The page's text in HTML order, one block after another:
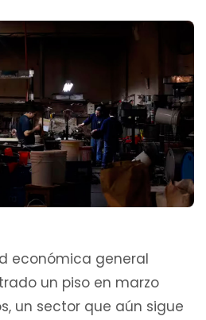
económica general
un piso en marzo
un sector que aún sigue